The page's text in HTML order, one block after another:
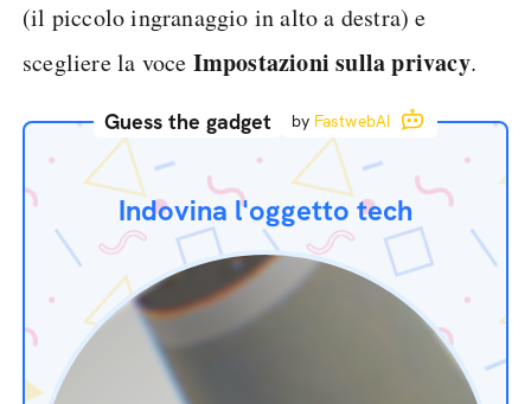
(il piccolo ingranaggio in alto a destra) e
scegliere la voce Impostazioni sulla privacy.
Guess the gadget by FastwebAI
Indovina l'oggetto tech